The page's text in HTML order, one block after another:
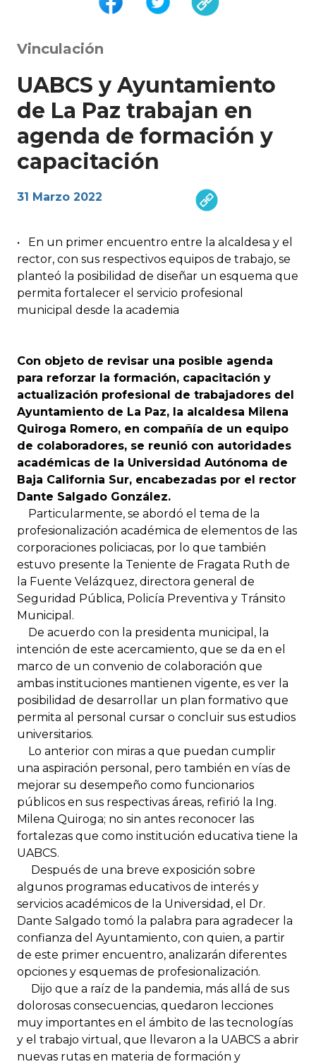
Vinculación
UABCS y Ayuntamiento
de La Paz trabajan en
agenda de formación y
capacitación
31 Marzo 2022
•
En un primer encuentro entre la alcaldesa y el
rector, con sus respectivos equipos de trabajo, se
planteó la posibilidad de diseñar un esquema que
permita fortalecer el servicio profesional
municipal desde la academia
Con objeto de revisar una posible agenda
para reforzar la formación, capacitación y
actualización profesional de trabajadores del
Ayuntamiento de La Paz, la alcaldesa Milena
Quiroga Romero, en compañía de un equipo
de colaboradores, se reunió con autoridades
académicas de la Universidad Autónoma de
Baja California Sur, encabezadas por el rector
Dante Salgado González.
Particularmente, se abordó el tema de la
profesionalización académica de elementos de las
corporaciones policiacas, por lo que también
estuvo presente la Teniente de Fragata Ruth de
la Fuente Velázquez, directora general de
Seguridad Pública, Policía Preventiva y Tránsito
Municipal.
De acuerdo con la presidenta municipal, la
intención de este acercamiento, que se da en el
marco de un convenio de colaboración que
ambas instituciones mantienen vigente, es ver la
posibilidad de desarrollar un plan formativo que
permita al personal cursar o concluir sus estudios
universitarios.
Lo anterior con miras a que puedan cumplir
una aspiración personal, pero también en vías de
mejorar su desempeño como funcionarios
públicos en sus respectivas áreas, refirió la Ing.
Milena Quiroga; no sin antes reconocer las
fortalezas que como institución educativa tiene la
UABCS.
Después de una breve exposición sobre
algunos programas educativos de interés y
servicios académicos de la Universidad, el Dr.
Dante Salgado tomó la palabra para agradecer la
confianza del Ayuntamiento, con quien, a partir
de este primer encuentro, analizarán diferentes
opciones y esquemas de profesionalización.
Dijo que a raíz de la pandemia, más allá de sus
dolorosas consecuencias, quedaron lecciones
muy importantes en el ámbito de las tecnologías
y el trabajo virtual, que llevaron a la UABCS a abrir
nuevas rutas en materia de formación y